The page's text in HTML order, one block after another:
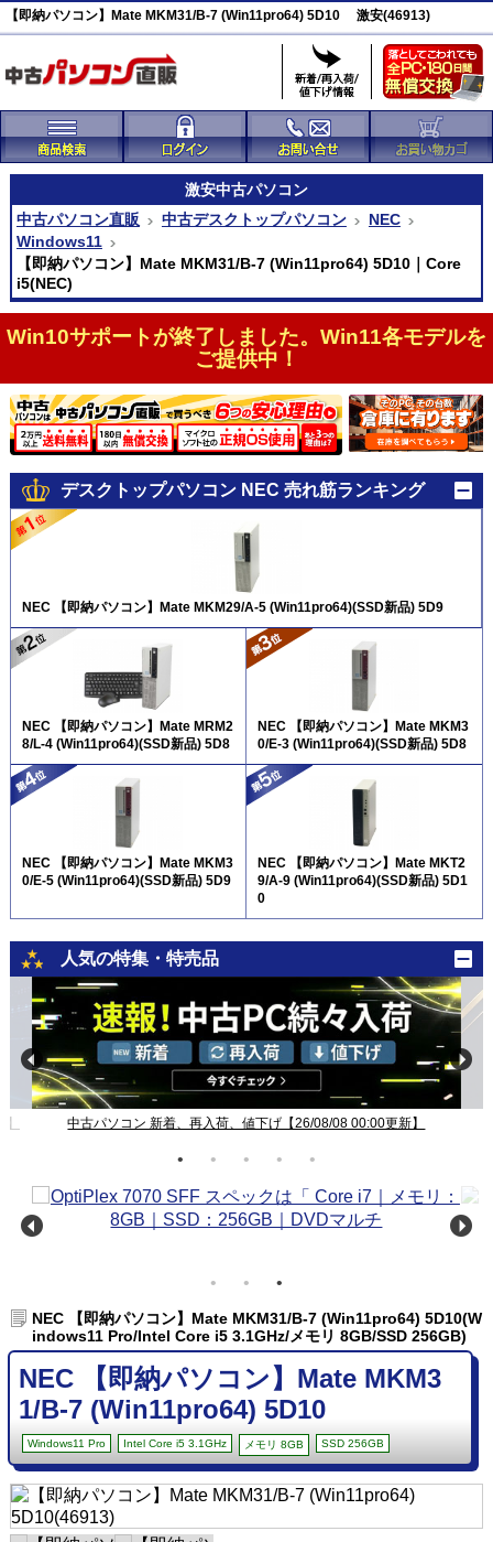
【即納パソコン】Mate MKM31/B-7 (Win11pro64) 5D10 激安(46913)
激安中古パソコン
中古パソコン直販
中古デスクトップパソコン
NEC
Windows11
【即納パソコン】Mate MKM31/B-7 (Win11pro64) 5D10｜Core
i5(NEC)
Win10サポートが終了しました。Win11各モデルを
ご提供中！
デスクトップパソコン NEC 売れ筋ランキング
NEC 【即納パソコン】Mate MKM29/A-5 (Win11pro64)(SSD新品) 5D9
NEC 【即納パソコン】Mate MRM2
8/L-4 (Win11pro64)(SSD新品) 5D8
NEC 【即納パソコン】Mate MKM3
0/E-3 (Win11pro64)(SSD新品) 5D8
NEC 【即納パソコン】Mate MKM3
0/E-5 (Win11pro64)(SSD新品) 5D9
NEC 【即納パソコン】Mate MKT2
9/A-9 (Win11pro64)(SSD新品) 5D1
0
人気の特集・特売品
中古パソコン 新着、再入荷、値下げ【26/08/08 00:00更新】
NEC 【即納パソコン】Mate MKM31/B-7 (Win11pro64) 5D10(W
indows11 Pro/Intel Core i5 3.1GHz/メモリ 8GB/SSD 256GB)
NEC 【即納パソコン】Mate MKM3
1/B-7 (Win11pro64) 5D10
Windows11 Pro Intel Core i5 3.1GHz メモリ 8GB SSD 256GB